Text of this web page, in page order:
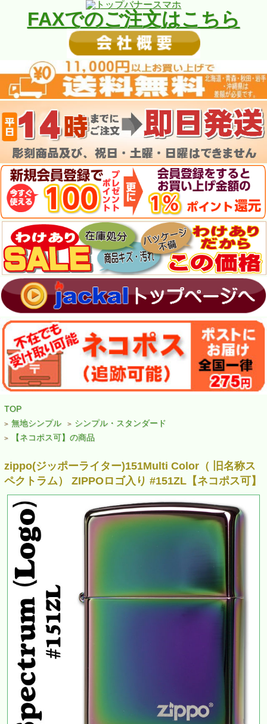
FAXでのご注文はこちら
TOP
> 無地シンプル > シンプル・スタンダード
> 【ネコポス可】の商品
zippo(ジッポーライター)151Multi Color（ 旧名称ス
ペクトラム） ZIPPOロゴ入り #151ZL【ネコポス可】